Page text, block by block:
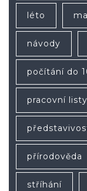
léto
návody
počítání do
pracovní
přírodověda
stříhání